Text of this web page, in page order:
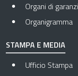
Organi di
Organigramma
STAMPA E MEDIA
Ufficio Stampa